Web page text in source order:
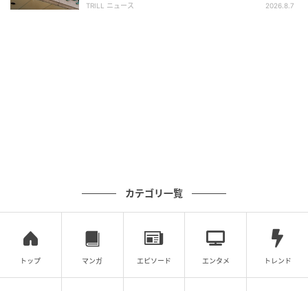
TRILL ニュース 2026.8.7
カテゴリ一覧
トップ マンガ エピソード エンタメ トレンド